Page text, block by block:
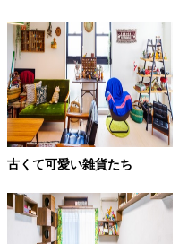
古くて可愛い雑貨たち